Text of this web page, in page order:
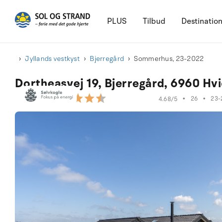
PLUS Tilbud
Jyllands vestkyst Bjerregård Sommerhus, 23-2022
Dortheasvej 19, Bjerregård, 6960
4.68/5 • 26 • 23-